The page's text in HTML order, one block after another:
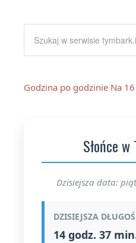
Godzina po godzinie Na
Słońce
Dzisiejsza data:
DZISIEJSZA
14 godz. 37